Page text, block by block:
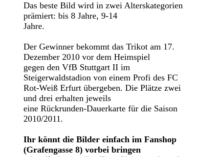
Das beste Bild wird in zwei Alterskategorien
prämiert: bis 8 Jahre, 9-14
Jahre.
Der Gewinner bekommt das Trikot am 17.
Dezember 2010 vor dem Heimspiel
gegen den VfB Stuttgart II im
Steigerwaldstadion von einem Profi des FC
Rot-Weiß Erfurt übergeben. Die Plätze zwei
und drei erhalten jeweils
eine Rückrunden-Dauerkarte für die Saison
2010/2011.
Ihr könnt die Bilder einfach im Fanshop
(Grafengasse 8) vorbei bringen